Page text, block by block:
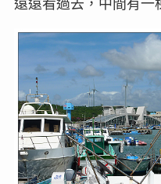
遠遠看過去，中間有